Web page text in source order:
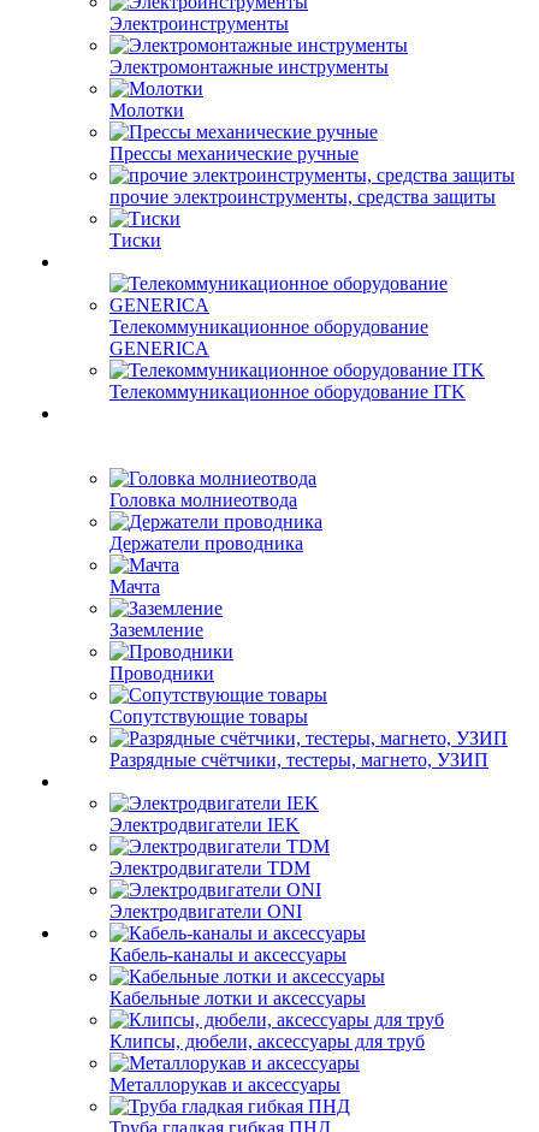
Электроинструменты
Электромонтажные инструменты
Молотки
Прессы механические ручные
прочие электроинструменты, средства защиты
Тиски
Телекоммуникационное оборудование
GENERICA
Телекоммуникационное оборудование ITK
Головка молниеотвода
Держатели проводника
Мачта
Заземление
Проводники
Сопутствующие товары
Разрядные счётчики, тестеры, магнето, УЗИП
Электродвигатели IEK
Электродвигатели TDM
Электродвигатели ONI
Кабель-каналы и аксессуары
Кабельные лотки и аксессуары
Клипсы, дюбели, аксессуары для труб
Металлорукав и аксессуары
Труба гладкая гибкая ПНД